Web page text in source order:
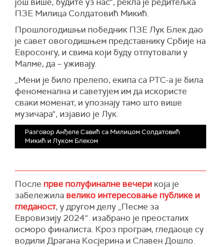
ПЗЕ Милица Солдатовић Микић.
Прошлогодишњи победник ПЗЕ Лук Блек дао
је савет овогодишњем представнику Србије на
Евросонгу, и свима који буду отпутовали у
Малме, да – уживају.
„Мени је било прелепо, екипа са РТС-а је била
феноменална и саветујем им да искористе
сваки моменат, и упознају тамо што више
музичара“, изјавио је Лук.
Разговор Анђеле Савић са Милицом Солдатовић
Микић и Луком Блеком
После прве полуфиналне вечери која је
забележила велико интересовање публике и
гледаност, у другом делу „Песме за
Евровизију 2024“. изабрано је преосталих
осморо финалиста. Кроз програм, гледаоце су
водили Драгана Косјерина и Славен Дошло.